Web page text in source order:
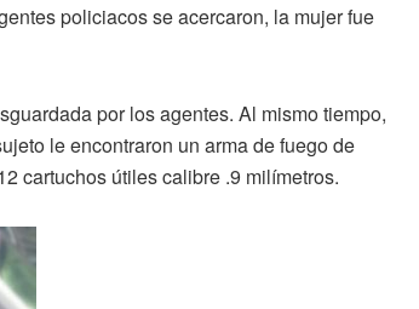
policiacos se acercaron, la mujer fue
por los agentes. Al mismo tiempo,
le encontraron un arma de fuego de
cartuchos útiles calibre .9 milímetros.